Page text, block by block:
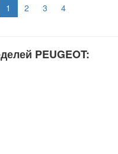
1 2 3 4
PEUGEOT: